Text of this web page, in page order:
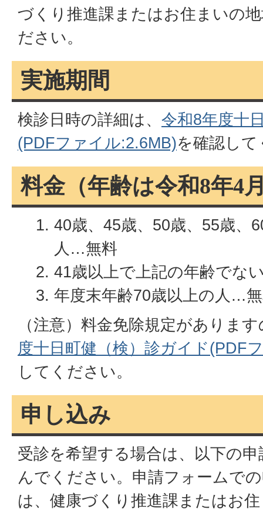
づくり推進課またはお住まいの
ださい。
実施期間
検診日時の詳細は、 令和8年度十
(PDFファイル:2.6MB)を確認し
料金（年齢は令和8年4
40歳、45歳、50歳、55歳、
人…無料
41歳以上で上記の年齢でな
年度末年齢70歳以上の人…
（注意）料金免除規定がありま
度十日町健（検）診ガイド(PDF
してください。
申し込み
受診を希望する場合は、以下の
んでください。申請フォームで
は、健康づくり推進課またはお